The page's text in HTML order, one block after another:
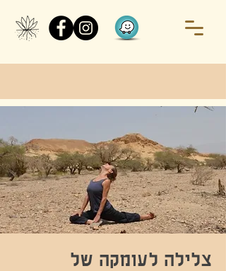
צלילה לעומקה של